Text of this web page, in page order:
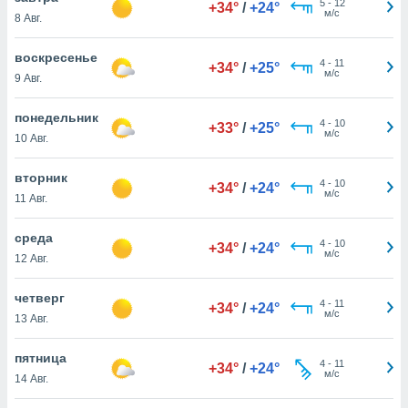
действия
на веб-
основе.
нашей
cookie
в
нашего
8 Авг.
+34° / +24° 5- 12
м/с
воскресенье
9 Авг.
+34° / +25° 4- 11
м/с
понедельник
10 Авг.
+33° / +25° 4- 10
м/с
вторник
11 Авг.
+34° / +24° 4- 10
м/с
среда
12 Авг.
+34° / +24° 4- 10
м/с
четверг
13 Авг.
+34° / +24° 4- 11
м/с
пятница
14 Авг.
+34° / +24° 4- 11
м/с